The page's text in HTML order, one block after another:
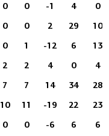
0 0 -1 4 0
0 0 2 29 10
0 1 -12 6 13
2 2 4 0 4
7 7 14 34 28
10 11 -19 22 23
0 0 -6 6 6